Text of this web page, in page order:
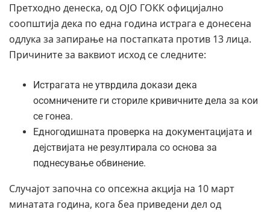
Претходно денеска, од ОЈО ГОКК официјално
соопштија дека по една година истрага е донесена
одлука за запирање на постапката против 13 лица.
Причините за ваквиот исход се следните:
Истрагата не утврдила докази дека
осомничените ги сториле кривичните дела за кои
се гонеа.
Едногодишната проверка на документацијата и
дејствијата не резултирала со основа за
поднесување обвинение.
Случајот започна со опсежна акција на 10 март
минатата година, кога беа приведени дел од